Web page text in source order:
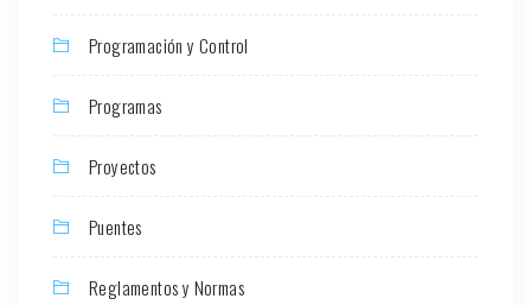
Programación y Control
Programas
Proyectos
Puentes
Reglamentos y Normas